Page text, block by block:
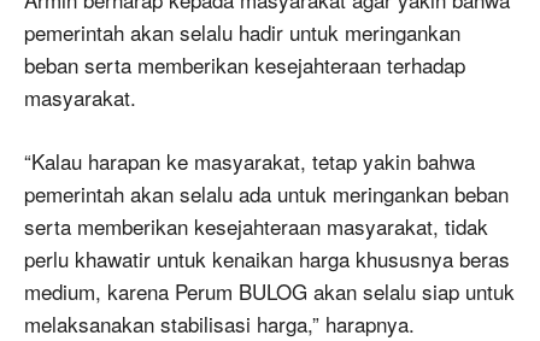
pemerintah akan selalu hadir untuk meringankan
beban serta memberikan kesejahteraan terhadap
masyarakat.
“Kalau harapan ke masyarakat, tetap yakin bahwa
pemerintah akan selalu ada untuk meringankan beban
serta memberikan kesejahteraan masyarakat, tidak
perlu khawatir untuk kenaikan harga khususnya beras
medium, karena Perum BULOG akan selalu siap untuk
melaksanakan stabilisasi harga,” harapnya.